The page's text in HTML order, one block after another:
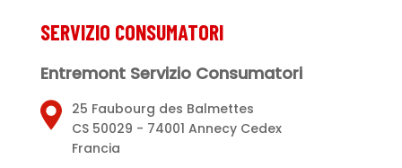
SERVIZIO CONSUMATORI
Entremont Servizio Consumatori
25 Faubourg des Balmettes
CS 50029 - 74001 Annecy Cedex
Francia